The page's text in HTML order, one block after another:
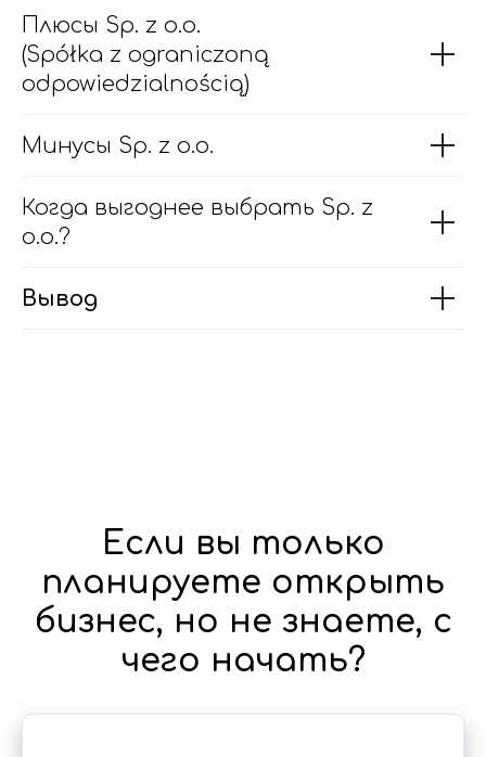
Плюсы Sp. z o.o.
(Spółka z ograniczoną
odpowiedzialnością)
Минусы Sp. z o.o.
Когда выгоднее выбрать Sp. z
o.o.?
Вывод
Если вы только
планируете открыть
бизнес, но не знаете, с
чего начать?